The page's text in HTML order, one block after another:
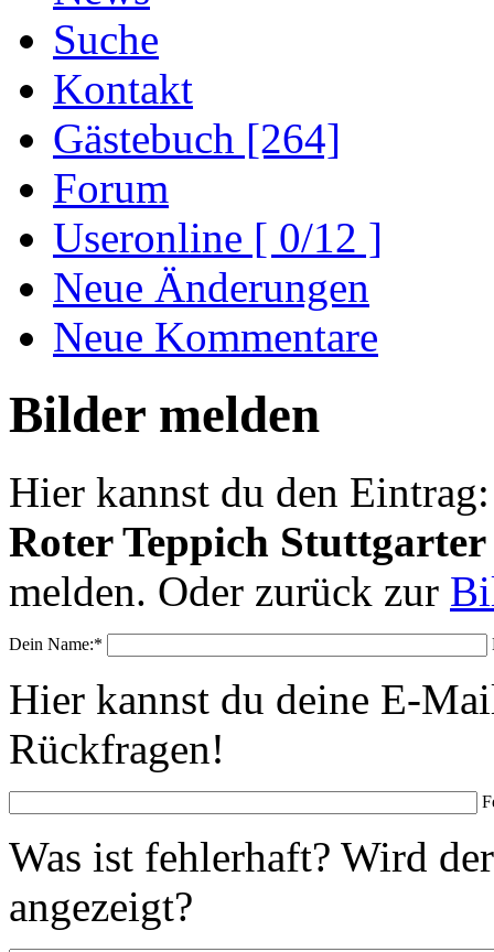
Suche
Kontakt
Gästebuch [264]
Forum
Useronline [ 0/12 ]
Neue Änderungen
Neue Kommentare
Bilder melden
Hier kannst du den
Roter Teppich Stuttgarter
melden. Oder zurück zur
Dein Name:*
Hier kannst du deine E-
Rückfragen!
Was ist fehlerhaft? Wird
angezeigt?